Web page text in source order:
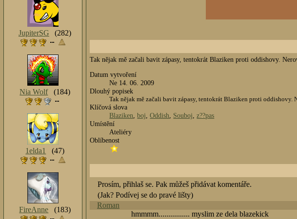
Tak nějak mě začali bavit zápasy, tentokrát Blaziken proti oddishovy.
Datum vytvoření
Ne 14. 06. 2009
Dlouhý popisek
Tak nějak mě začali bavit zápasy, tentokrát Blaziken proti oddishovy.
Klíčová slova
Blaziken,boj,Oddish, Souboj,z??pas
Umístění
Ateliéry
Oblíbenost
Prosím, přihlaš se. Pak můžeš přidávat komentáře.
(Jak? Podívej se do pravé lišty)
Roman
hmmmm................ myslim ze dela blazekick
JupiterSG (282)
Nia Wolf (184)
1elda1 (47)
FireAnne (183)